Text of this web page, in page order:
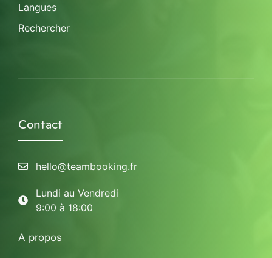
Langues
Rechercher
Contact
hello@teambooking.fr
Lundi au Vendredi
9:00 à 18:00
A propos